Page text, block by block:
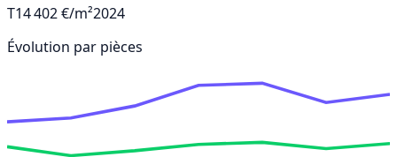
T14 402 €/m²2024
Évolution par pièces